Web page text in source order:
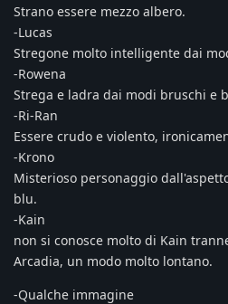
Strano essere mezzo albero.
-Lucas
Stregone molto intelligente dai
-Rowena
Strega e ladra dai modi bruschi e
-Ri-Ran
Essere crudo e violento,
-Krono
Misterioso personaggio
blu.
-Kain
non si conosce molto di Kain
Arcadia, un modo molto lontano.
-Qualche immagine